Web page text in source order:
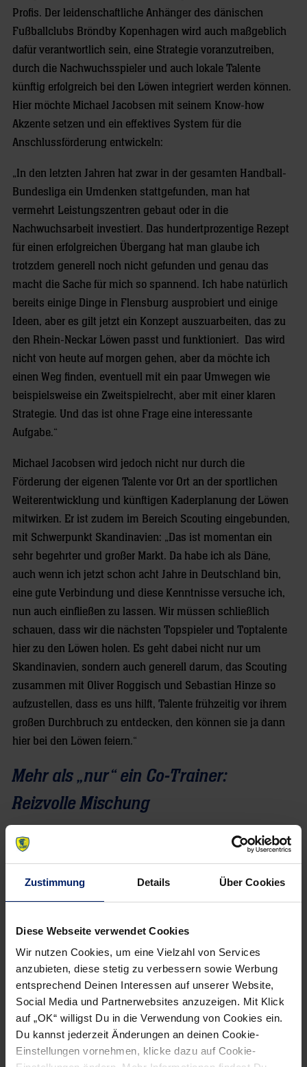
Zustimmung Details Über Cookies
Diese Webseite verwendet Cookies
Wir nutzen Cookies, um eine Vielzahl von Services
anzubieten, diese stetig zu verbessern sowie Werbung
entsprechend Deinen Interessen auf unserer Website,
Social Media und Partnerwebsites anzuzeigen. Mit Klick
auf „OK“ willigst Du in die Verwendung von Cookies ein.
Du kannst jederzeit Änderungen an deinen Cookie-
Einstellungen vornehmen, klicke dazu auf Cookie-
Profis. Der leidenschaftliche Anhänger des dänischen
Fußballclubs Bröndby Kopenhagen wird auch maßgeblich
dafür verantwortlich sein, eine Strategie voranzutreiben,
durch die Nachwuchsspieler und auch lokale Talente
künftig erfolgreich bei den Löwen integriert werden können.
Hier möchte Michael Jacobsen mit seinem Know-how
Akzente setzen und ein effektives System für die
Anschlussförderung entwickeln:
„In den letzten Jahren hat zwar in der gesamten Handball-
Bundesliga ein Umdenken stattgefunden, man hat
vermehrt Leistungszentren gebaut oder in die
Nachwuchsarbeit investiert. Das hundertprozentige Rezept
für einen erfolgreichen Übergang hat man glaube ich
trotzdem generell noch nicht gefunden und genau das
macht die Sache für mich so spannend. Ich habe natürlich
bereits einige Dinge in Flensburg ausprobiert und einige
Ideen, aber es gilt jetzt ein Konzept auszuarbeiten, das zu
den Rhein-Neckar Löwen passt und funktioniert. Das wird
nicht von heute auf morgen gehen, aber da möchte ich
einen Weg finden, eventuell mit ein paar Umwegen wie
beispielsweise ein Zweitspielrecht, aber mit einer klaren
Strategie. Und das ist ohne Frage eine interessante
Aufgabe.“
Michael Jacobsen wird jedoch nicht nur durch die
Förderung der eigenen Talente vor Ort an der sportlichen
Weiterentwicklung und künftigen Kaderplanung der Löwen
mitwirken. Er ist zudem im Bereich Scouting eingebunden,
mit Schwerpunkt Skandinavien: „Das ist momentan ein
sehr begehrter und großer Markt. Da habe ich als Däne,
auch wenn ich jetzt schon acht Jahre in Deutschland bin,
eine gute Verbindung und diese Kenntnisse versuche ich,
nun auch einfließen zu lassen. Wir müssen schließlich
schauen, dass wir die nächsten Topspieler und Toptalente
hier zu den Löwen holen. Es geht dabei nicht nur um
Skandinavien, sondern auch generell darum, das Scouting
zusammen mit Oliver Roggisch und Sebastian Hinze so
aufzustellen, dass es uns hilft, Talente frühzeitig vor ihrem
großen Durchbruch zu entdecken, den können sie ja dann
hier bei den Löwen feiern.“
Mehr als „nur“ ein Co-Trainer:
Reizvolle Mischung
Michael Jacobsen mit Jennifer Kettemann zu Gast bei den
Junglöwen